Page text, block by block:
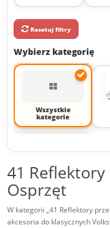
Resetuj filtry
Wybierz kategorię
Wszystkie
kategorie
41 Reflektory
Osprzęt
W kategorii „41 Reflektory
akcesoria do klasycznych